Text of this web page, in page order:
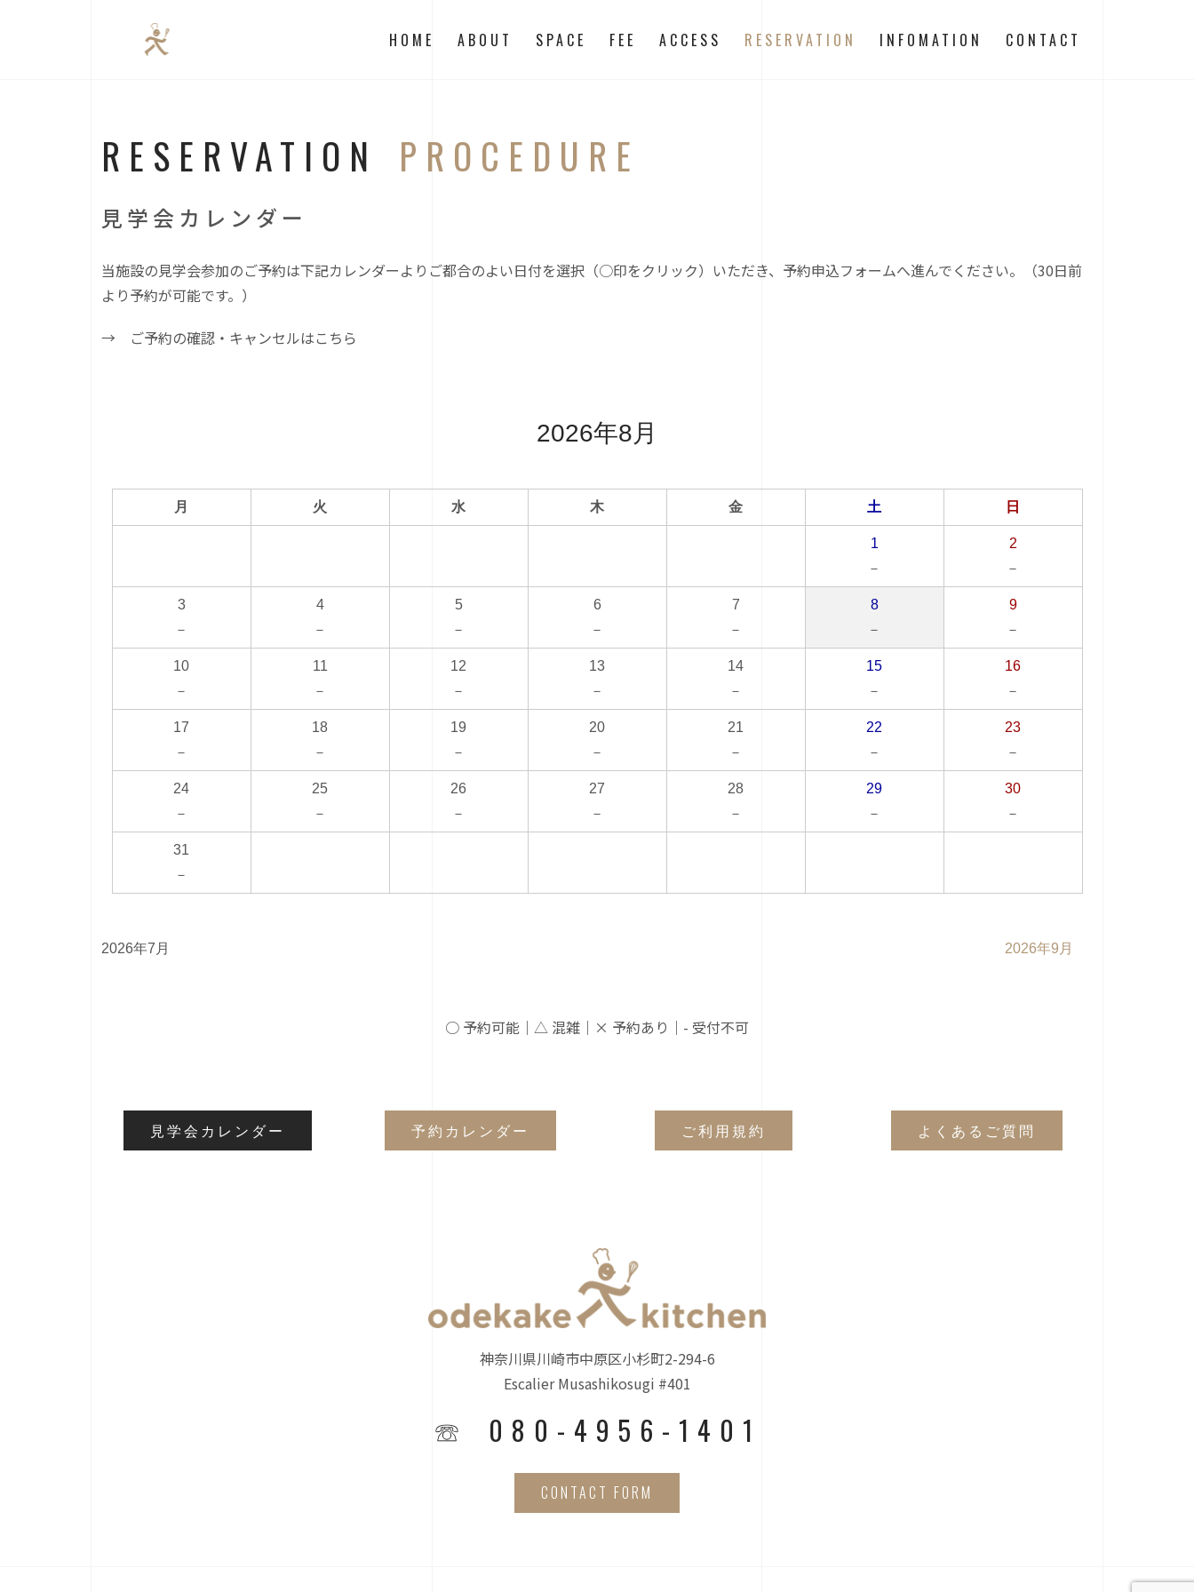
HOME ABOUT SPACE FEE ACCESS RESERVATION INFOMATION CONTACT
RESERVATION PROCEDURE
見学会カレンダー
当施設の見学会参加のご予約は下記カレンダーよりご都合のよい日付を選択（○印をクリック）いただき、予約申込フォームへ進んでください。（30日前
より予約が可能です。）
→ ご予約の確認・キャンセルはこちら
2026年8月
月 火 水 木 金 土 日
1
－
2
－
3
－
4
－
5
－
6
－
7
－
8
－
9
－
10
－
11
－
12
－
13
－
14
－
15
－
16
－
17
－
18
－
19
－
20
－
21
－
22
－
23
－
24
－
25
－
26
－
27
－
28
－
29
－
30
－
31
－
2026年7月 2026年9月
○ 予約可能｜△ 混雑｜× 予約あり｜- 受付不可
見学会カレンダー 予約カレンダー ご利用規約 よくあるご質問
神奈川県川崎市中原区小杉町2-294-6
Escalier Musashikosugi #401
☏ 080-4956-1401
CONTACT FORM